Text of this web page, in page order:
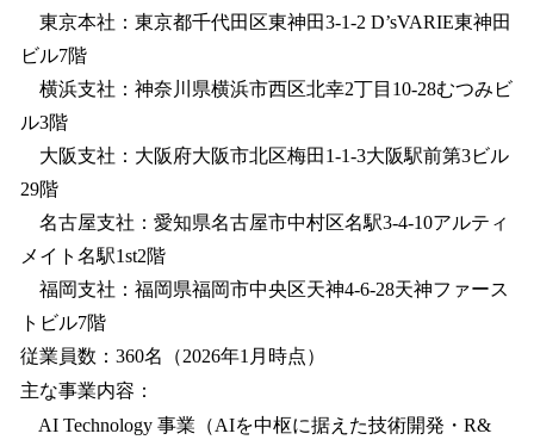
東京本社：東京都千代田区東神田3-1-2 D’sVARIE東神田
ビル7階
横浜支社：神奈川県横浜市西区北幸2丁目10-28むつみビ
ル3階
大阪支社：大阪府大阪市北区梅田1-1-3大阪駅前第3ビル
29階
名古屋支社：愛知県名古屋市中村区名駅3-4-10アルティ
メイト名駅1st2階
福岡支社：福岡県福岡市中央区天神4-6-28天神ファース
トビル7階
従業員数：360名（2026年1月時点）
主な事業内容：
AI Technology 事業（AIを中枢に据えた技術開発・R&